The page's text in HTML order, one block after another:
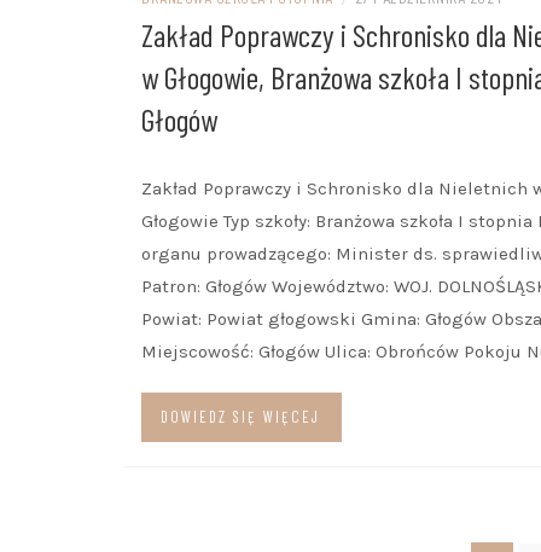
Zakład Poprawczy i Schronisko dla
w Głogowie, Branżowa szkoła I
Głogów
Zakład Poprawczy i Schronisko dla Nieletnich
Głogowie Typ szkoły: Branżowa szkoła I stopnia
organu prowadzącego: Minister ds.
Patron: Głogów Województwo: WOJ.
Powiat: Powiat głogowski Gmina: Głogów
Miejscowość: Głogów Ulica: Obrońców Pokoju
DOWIEDZ SIĘ WIĘCEJ